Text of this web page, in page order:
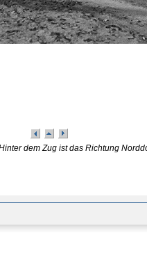
dem Zug ist das Richtung